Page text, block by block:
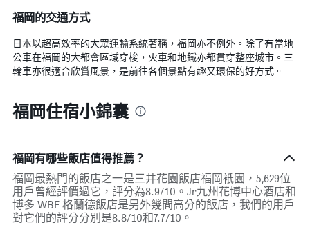
福岡的交通方式
日本以超高效率的大眾運輸系統著稱，福岡亦不例外。除了有當地
公車在福岡的大都會區域穿梭，火車和地鐵亦都貫穿整座城市。三
輪車亦很適合欣賞風景，是前往各個景點有趣又環保的好方式。
福岡住宿小錦囊
福岡有哪些飯店值得推薦？
福岡最熱門的飯店之一是三井花園飯店福岡衹園，5,629位
用戶曾經評價過它，評分為8.9/10。Jr九州花博中心酒店和
博多 WBF 格蘭德飯店是另外幾間高分的飯店，我們的用戶
對它們的評分分別是8.8/10和7.7/10。